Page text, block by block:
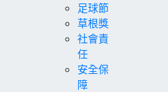
足球節
草根獎
社會責
任
安全保
障